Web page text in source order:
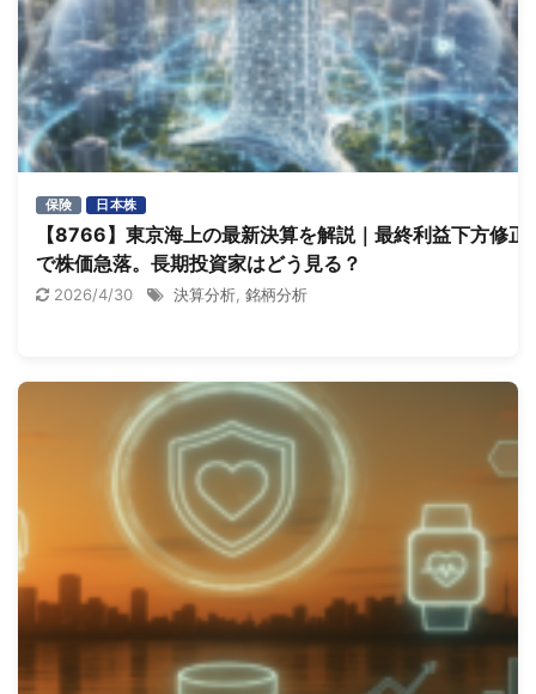
保険 日本株
【8766】東京海上の最新決算を解説｜最終利益下方修正
で株価急落。長期投資家はどう見る？
2026/4/30 決算分析 銘柄分析